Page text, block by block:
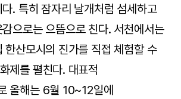
. 특히 잠자리 날개처럼 섬세하고
으로는 으뜸으로 친다. 서천에서는
한산모시의 진가를 직접 체험할 수
제를 펼친다. 대표적
올해는 6월 10~12일에